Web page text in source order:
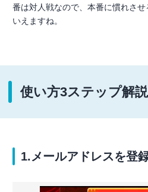
番は対人戦なので、本番に慣れさ
いえますね。
使い方3ステップ解説
1.メールアドレスを登